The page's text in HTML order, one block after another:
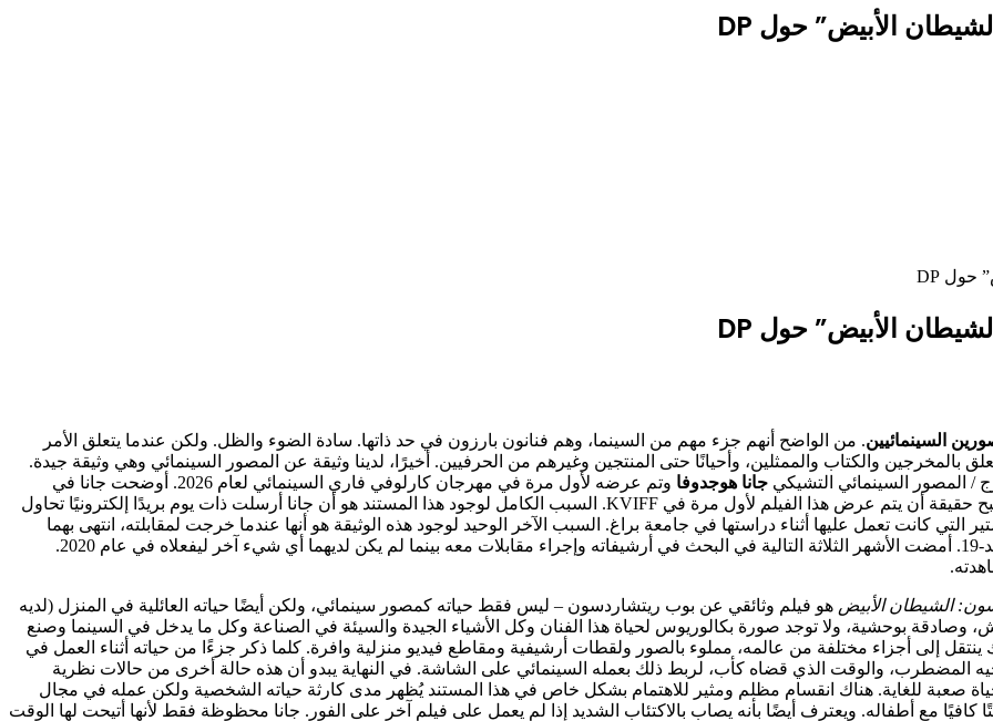
السينمائيين. من الواضح أنهم جزء مهم من السينما، وهم فنانون بارزون في حد ذاتها. سادة الضوء والظل. ولكن عندما يتعلق الأمر
بالمخرجين والكتاب والممثلين، وأحيانًا حتى المنتجين وغيرهم من الحرفيين. أخيرًا، لدينا وثيقة عن المصور السينمائي وهي وثيقة جيدة.
/ المصور السينمائي التشيكي جانا هوجدوفا
وتم عرضه لأول مرة في مهرجان كارلوفي فاري السينمائي لعام 2026. أوضحت جانا في
المقدمة أنها كانت تحضر المهرجان منذ أن كانت مراهقة، وأنه حلم أصبح حقيقة أن يتم عرض هذا الفيلم لأول مرة في KVIFF. السبب الكامل لوجود هذا المستند هو أن جانا أرسلت ذات يوم بريدًا إلكترونيًا تحاول
التي كانت تعمل عليها أثناء دراستها في جامعة براغ. السبب الآخر الوحيد لوجود هذه الوثيقة هو أنها عندما خرجت لمقابلته، انتهى بهما
الأمر عالقين معًا داخل منزله في كيب كود في الأيام الأولى لوباء كوفيد-19. أمضت الأشهر الثلاثة التالية في البحث في أرشيفاته وإجراء مقابلات معه بينما لم يكن لديهما أي شيء آخر ليفعلاه في عام 2020.
الشيطان الأبيض هو فيلم وثائقي عن بوب ريتشاردسون – ليس فقط حياته كمصور سينمائي، ولكن أيضًا حياته العائلية في المنزل (لديه
مدهش، وصادقة بوحشية، ولا توجد صورة بكالوريوس لحياة هذا الفنان وكل الأشياء الجيدة والسيئة في الصناعة وكل ما يدخل في السينما وصنع
إلى أجزاء مختلفة من عالمه، مملوء بالصور ولقطات أرشيفية ومقاطع فيديو منزلية وافرة. كلما ذكر جزءًا من حياته أثناء العمل في
المضطرب، والوقت الذي قضاه كأب، لربط ذلك بعمله السينمائي على الشاشة. في النهاية يبدو أن هذه حالة أخرى من حالات نظرية
صعبة للغاية. هناك انقسام مظلم ومثير للاهتمام بشكل خاص في هذا المستند يُظهر مدى كارثة حياته الشخصية ولكن عمله في مجال
كافيًا مع أطفاله. ويعترف أيضًا بأنه يصاب بالاكتئاب الشديد إذا لم يعمل على فيلم آخر على الفور. جانا محظوظة فقط لأنها أتيحت لها الوقت